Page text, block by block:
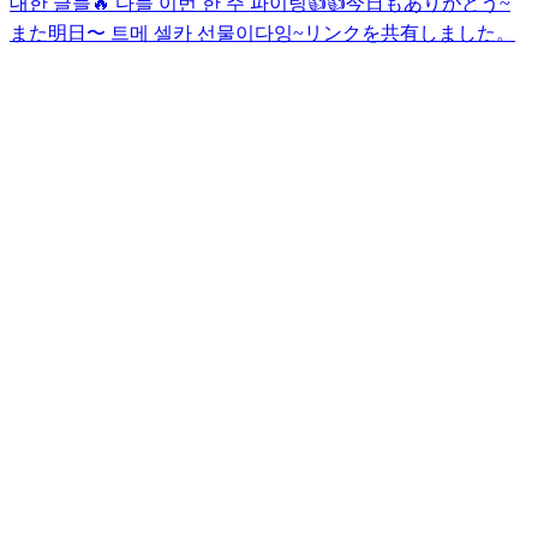
また明日〜 트메 셀카 선물이다잉~リンクを共有しました。